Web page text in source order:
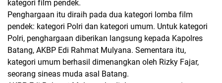
kategori film pendek.
Penghargaan itu diraih pada dua kategori lomba film
pendek: kategori Polri dan kategori umum. Untuk kategori
Polri, penghargaan diberikan langsung kepada Kapolres
Batang, AKBP Edi Rahmat Mulyana. Sementara itu,
kategori umum berhasil dimenangkan oleh Rizky Fajar,
seorang sineas muda asal Batang.